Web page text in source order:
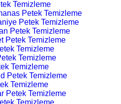
Temizleme
Petek Temizleme
Petek Temizleme
Petek Temizleme
Petek Temizleme
Temizleme
Temizleme
Temizleme
Petek Temizleme
Temizleme
Petek Temizleme